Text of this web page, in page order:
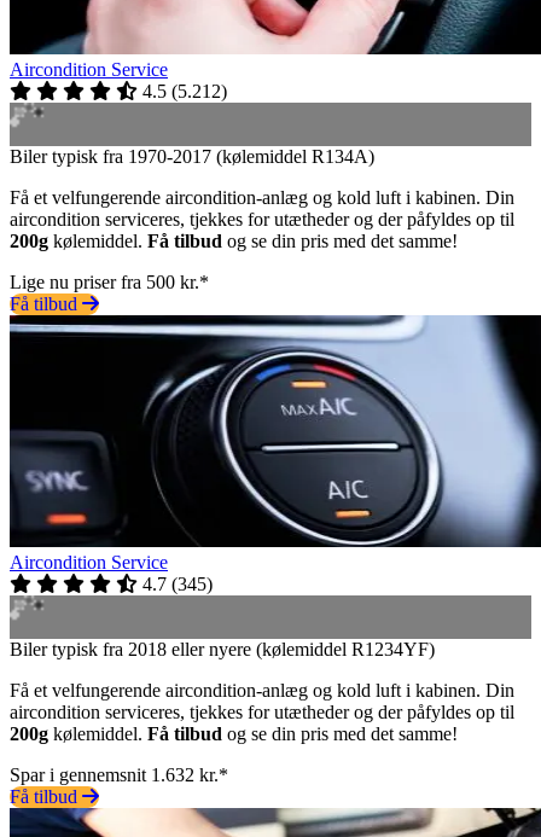
Aircondition Service
4.5 (5.212)
Biler typisk fra 1970-2017 (kølemiddel R134A)
Få et velfungerende aircondition-anlæg og kold luft i kabinen. Din
aircondition serviceres, tjekkes for utætheder og der påfyldes op til
200g kølemiddel. Få tilbud og se din pris med det samme!
Lige nu priser fra 500 kr.*
Få tilbud
Aircondition Service
4.7 (345)
Biler typisk fra 2018 eller nyere (kølemiddel R1234YF)
Få et velfungerende aircondition-anlæg og kold luft i kabinen. Din
aircondition serviceres, tjekkes for utætheder og der påfyldes op til
200g kølemiddel. Få tilbud og se din pris med det samme!
Spar i gennemsnit 1.632 kr.*
Få tilbud